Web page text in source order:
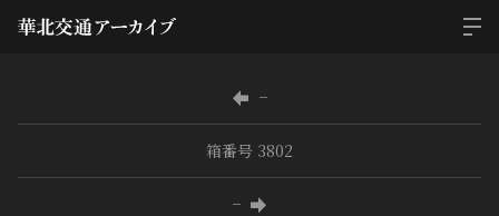
−
箱番号 3802
−